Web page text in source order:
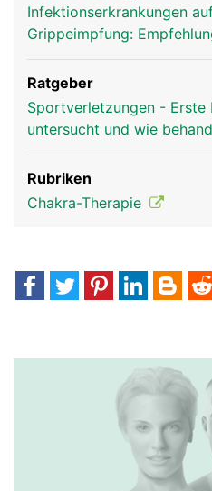
Infektionserkrankungen
Grippeimpfung:
Ratgeber
Sportverletzungen - Erste
untersucht und wie
Rubriken
Chakra-Therapie